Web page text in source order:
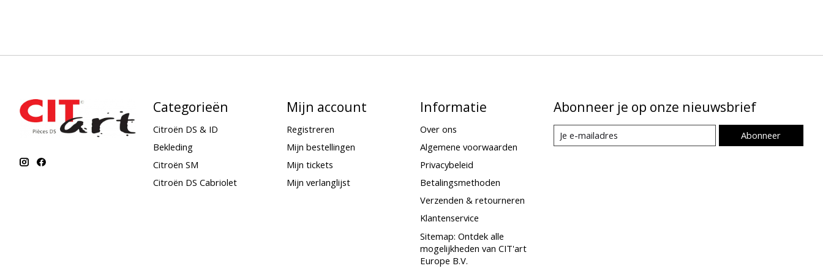
Categorieën
Citroën DS & ID
Bekleding
Citroën SM
Citroën DS Cabriolet
Mijn account
Registreren
Mijn bestellingen
Mijn tickets
Mijn verlanglijst
Informatie
Over ons
Algemene voorwaarden
Privacybeleid
Betalingsmethoden
Verzenden & retourneren
Klantenservice
Sitemap: Ontdek alle
mogelijkheden van CIT'art
Europe B.V.
Abonneer je op onze nieuwsbrief
Abonneer